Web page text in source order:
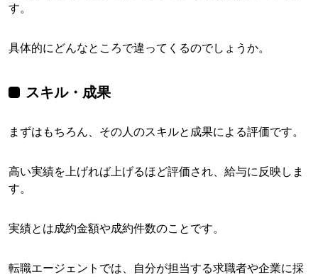
す。
具体的にどんなところで違ってくるのでしょうか。
スキル・成果
まずはもちろん、その人のスキルと成果による評価です。
高い実績を上げれば上げるほど評価され、給与に反映しま
す。
実績とは成約金額や成約件数のことです。
転職エージェントでは、自分が担当する求職者や企業に採